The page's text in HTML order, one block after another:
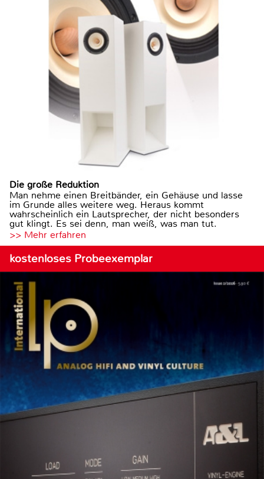
Die große Reduktion
Man nehme einen Breitbänder, ein Gehäuse und lasse
im Grunde alles weitere weg. Heraus kommt
wahrscheinlich ein Lautsprecher, der nicht besonders
gut klingt. Es sei denn, man weiß, was man tut.
>> Mehr erfahren
kostenloses Probeexemplar